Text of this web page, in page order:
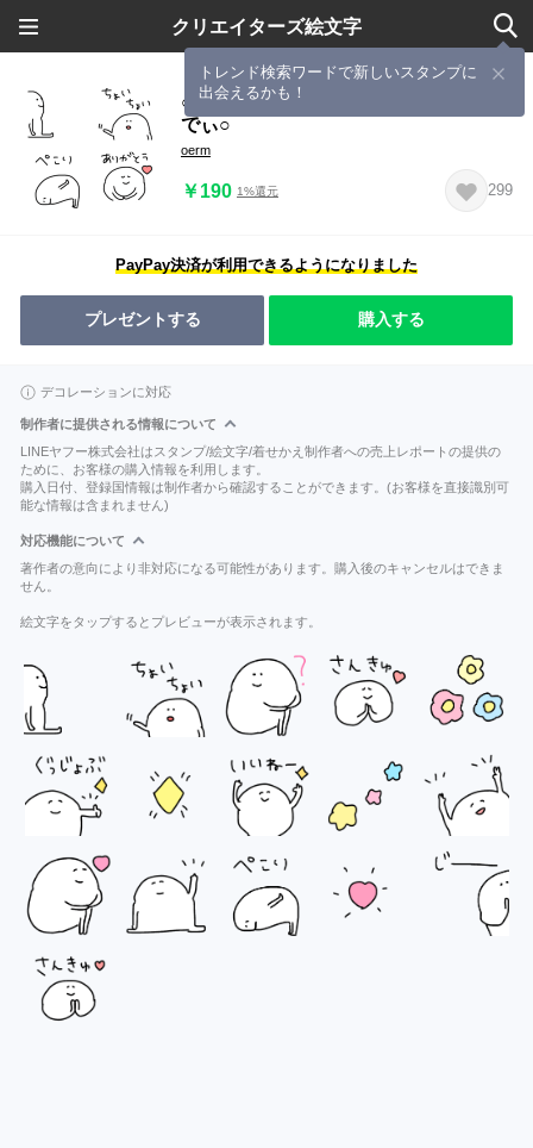
クリエイターズ絵文字
トレンド検索ワードで新しいスタンプに
出会えるかも！
○ちょっと添えたい時にマシュマロぼ
でぃ○
oerm
￥190 1%還元 299
PayPay決済が利用できるようになりました
プレゼントする 購入する
デコレーションに対応
制作者に提供される情報について
LINEヤフー株式会社はスタンプ/絵文字/着せかえ制作者への売上レポートの提供の
ために、お客様の購入情報を利用します。
購入日付、登録国情報は制作者から確認することができます。(お客様を直接識別可
能な情報は含まれません)
対応機能について
著作者の意向により非対応になる可能性があります。購入後のキャンセルはできま
せん。
絵文字をタップするとプレビューが表示されます。